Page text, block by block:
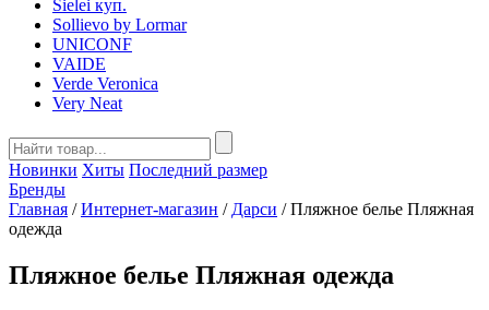
Sielei куп.
Sollievo by Lormar
UNICONF
VAIDE
Verde Veronica
Very Neat
Новинки Хиты Последний размер
Бренды
Главная / Интернет-магазин / Дарси /Пляжное белье Пляжная
одежда
Пляжное белье Пляжная одежда